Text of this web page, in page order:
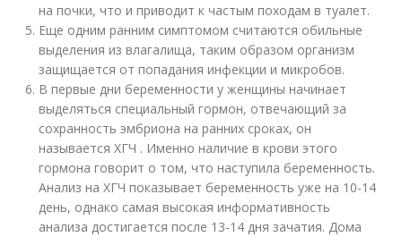
на почки, что и приводит к частым походам в туалет.
Еще одним ранним симптомом считаются обильные
выделения из влагалища, таким образом организм
защищается от попадания инфекции и микробов.
В первые дни беременности у женщины начинает
выделяться специальный гормон, отвечающий за
сохранность эмбриона на ранних сроках, он
называется ХГЧ . Именно наличие в крови этого
гормона говорит о том, что наступила беременность.
Анализ на ХГЧ показывает беременность уже на 10-14
день, однако самая высокая информативность
анализа достигается после 13-14 дня зачатия. Дома